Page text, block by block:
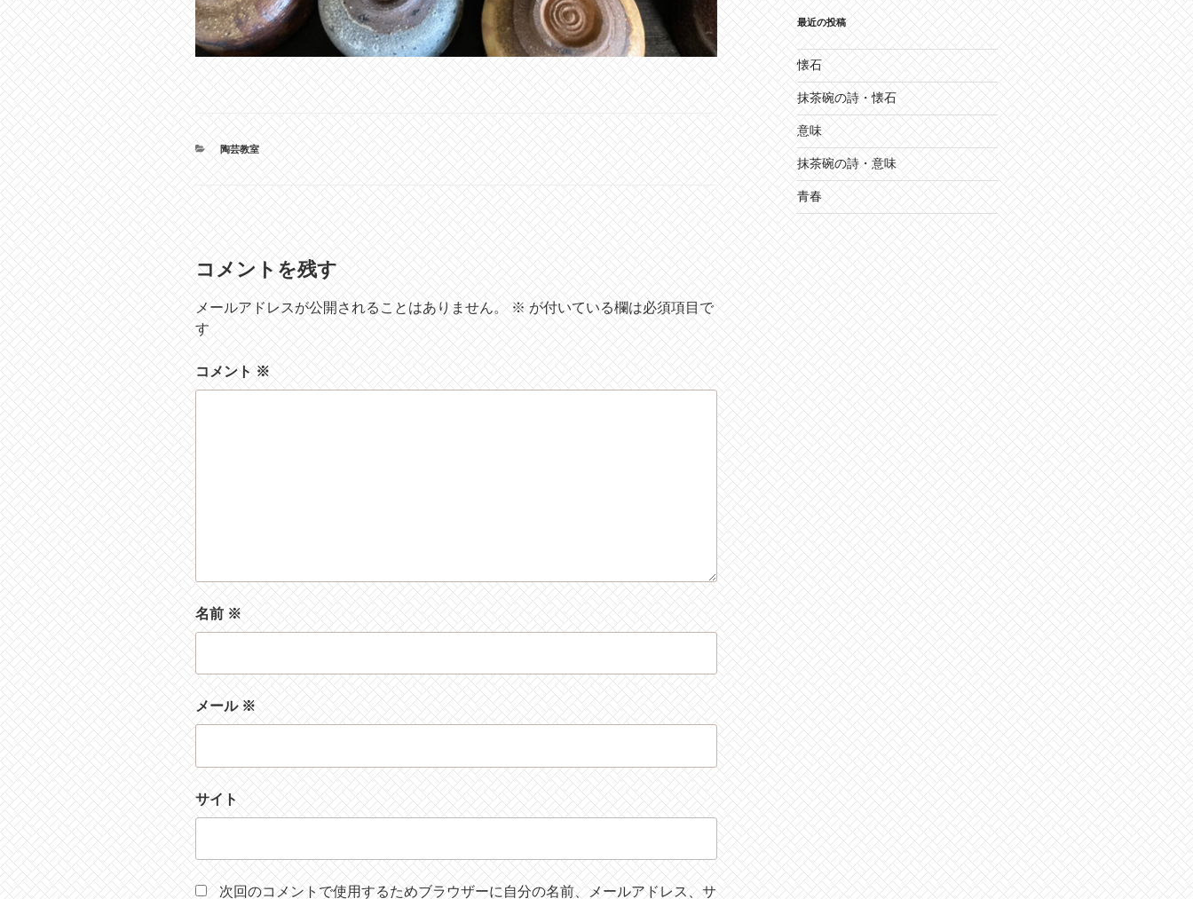
カ
テ
ゴ
リ
ー
陶芸教室
コメントを残す
メールアドレスが公開されることはありません。 ※が付いている欄は必須項目で
す
コメント※
名前※
メール※
サイト
次回のコメントで使用するためブラウザーに自分の名前、メールアドレス、サ
最近の投稿
懐石
抹茶碗の詩・懐石
意味
抹茶碗の詩・意味
青春